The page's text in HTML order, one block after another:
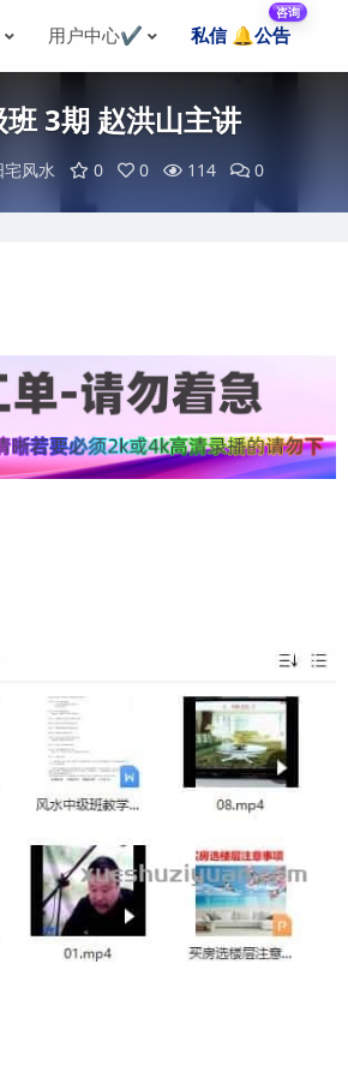
用户中心✔️ 私信 🔔公告
咨询
3期 赵洪山主讲
宅风水 0 0 114 0